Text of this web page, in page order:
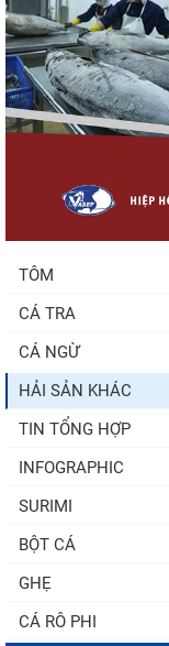
TÔM
CÁ TRA
CÁ NGỪ
HẢI SẢN KHÁC
TIN TỔNG HỢP
INFOGRAPHIC
SURIMI
BỘT CÁ
GHẸ
CÁ RÔ PHI